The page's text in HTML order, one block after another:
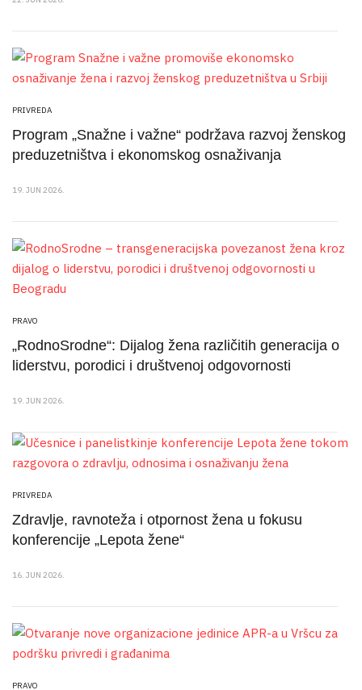
PRIVREDA
Program „Snažne i važne“ podržava razvoj ženskog
preduzetništva i ekonomskog osnaživanja
19. JUN 2026.
PRAVO
„RodnoSrodne“: Dijalog žena različitih generacija o
liderstvu, porodici i društvenoj odgovornosti
19. JUN 2026.
PRIVREDA
Zdravlje, ravnoteža i otpornost žena u fokusu
konferencije „Lepota žene“
16. JUN 2026.
PRAVO